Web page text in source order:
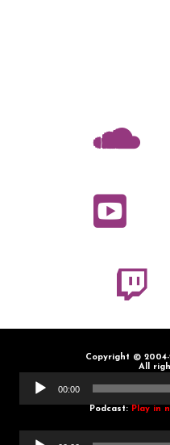
Copyright ©
All
00:00
Podcast: Play in